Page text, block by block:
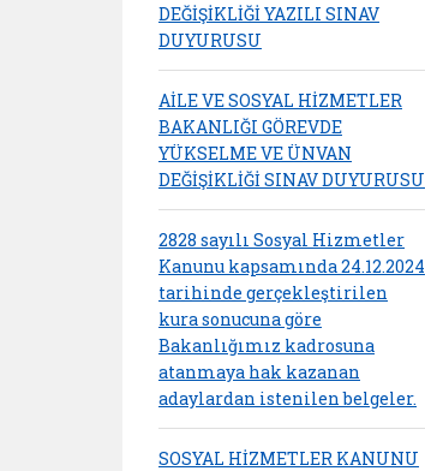
DEĞİŞİKLİĞİ YAZILI SINAV
DUYURUSU
AİLE VE SOSYAL HİZMETLER
BAKANLIĞI GÖREVDE
YÜKSELME VE ÜNVAN
DEĞİŞİKLİĞİ SINAV DUYURUSU
2828 sayılı Sosyal Hizmetler
Kanunu kapsamında 24.12.2024
tarihinde gerçekleştirilen
kura sonucuna göre
Bakanlığımız kadrosuna
atanmaya hak kazanan
adaylardan istenilen belgeler.
SOSYAL HİZMETLER KANUNU